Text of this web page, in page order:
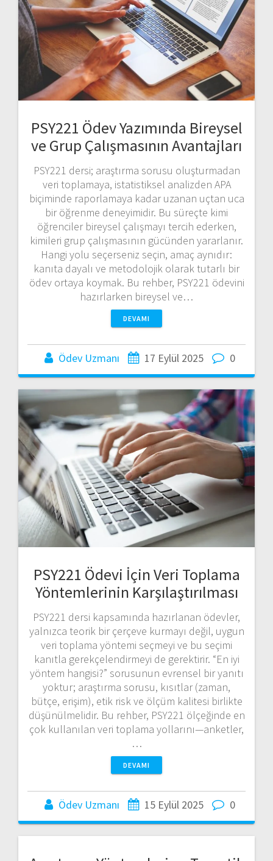
PSY221 Ödev Yazımında Bireysel
ve Grup Çalışmasının Avantajları
PSY221 dersi; araştırma sorusu oluşturmadan
veri toplamaya, istatistiksel analizden APA
biçiminde raporlamaya kadar uzanan uçtan uca
bir öğrenme deneyimidir. Bu süreçte kimi
öğrenciler bireysel çalışmayı tercih ederken,
kimileri grup çalışmasının gücünden yararlanır.
Hangi yolu seçerseniz seçin, amaç aynıdır:
kanıta dayalı ve metodolojik olarak tutarlı bir
ödev ortaya koymak. Bu rehber, PSY221 ödevini
hazırlarken bireysel ve…
DEVAMI
Ödev Uzmanı 17 Eylül 2025 0
PSY221 Ödevi İçin Veri Toplama
Yöntemlerinin Karşılaştırılması
PSY221 dersi kapsamında hazırlanan ödevler,
yalnızca teorik bir çerçeve kurmayı değil, uygun
veri toplama yöntemi seçmeyi ve bu seçimi
kanıtla gerekçelendirmeyi de gerektirir. “En iyi
yöntem hangisi?” sorusunun evrensel bir yanıtı
yoktur; araştırma sorusu, kısıtlar (zaman,
bütçe, erişim), etik risk ve ölçüm kalitesi birlikte
düşünülmelidir. Bu rehber, PSY221 ölçeğinde en
çok kullanılan veri toplama yollarını—anketler,
…
DEVAMI
Ödev Uzmanı 15 Eylül 2025 0